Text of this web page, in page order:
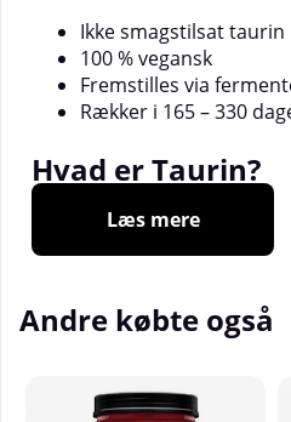
Ikke smagstilsat taurin
100 % vegansk
Fremstilles via
Rækker i 165 – 330
Hvad er Taurin?
Taurin, eller 2-
syre, der er et derivat af
vist sig at være en vigtig del
fysiologi. Taurin
nødvendig kofaktor for
Læs mere
Andre købte også